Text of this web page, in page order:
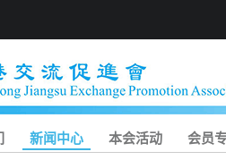
新闻中心 本会活动 会员